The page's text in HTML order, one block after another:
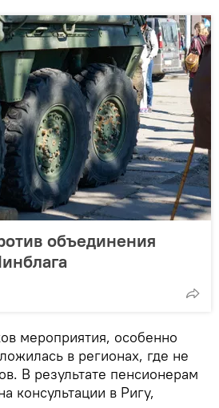
объединения
мероприятия, особенно
в регионах, где не
В результате пенсионерам
консультации в Ригу,